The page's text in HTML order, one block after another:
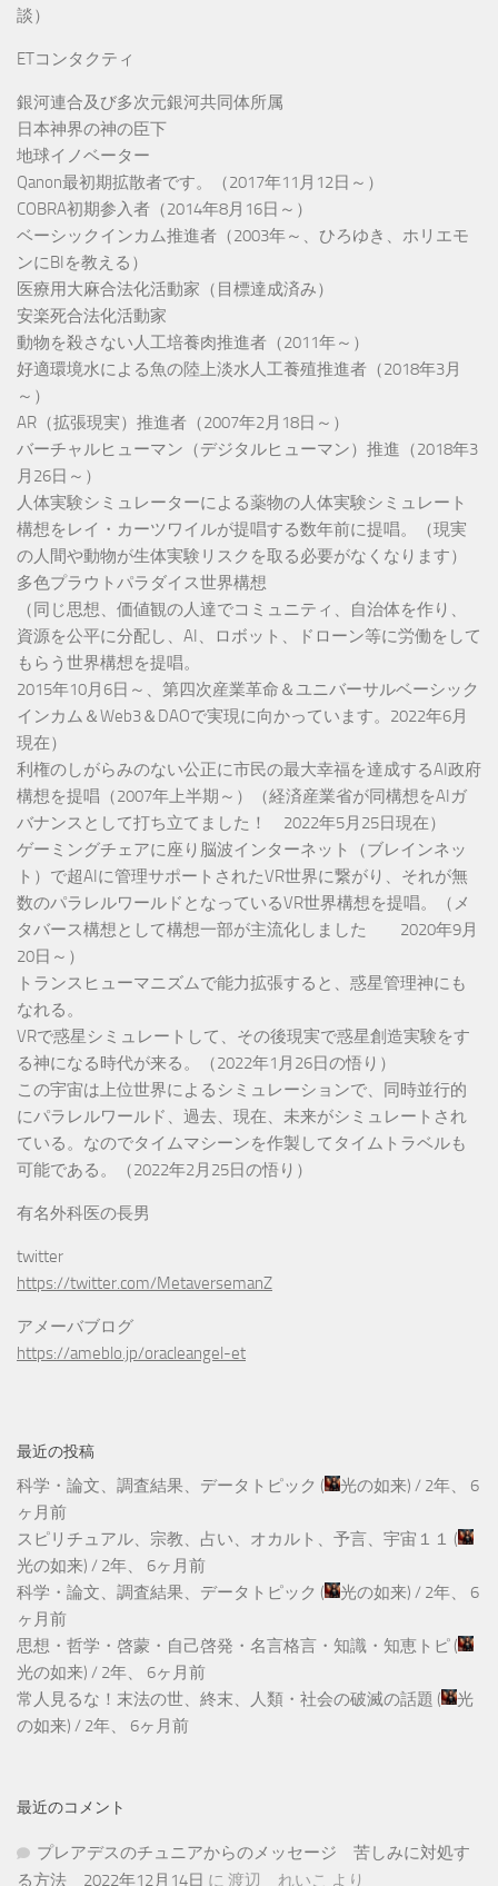
談）
ETコンタクティ
銀河連合及び多次元銀河共同体所属
日本神界の神の臣下
地球イノベーター
Qanon最初期拡散者です。（2017年11月12日～）
COBRA初期参入者（2014年8月16日～）
ベーシックインカム推進者（2003年～、ひろゆき、ホリエモ
ンにBIを教える）
医療用大麻合法化活動家（目標達成済み）
安楽死合法化活動家
動物を殺さない人工培養肉推進者（2011年～）
好適環境水による魚の陸上淡水人工養殖推進者（2018年3月
～）
AR（拡張現実）推進者（2007年2月18日～）
バーチャルヒューマン（デジタルヒューマン）推進（2018年3
月26日～）
人体実験シミュレーターによる薬物の人体実験シミュレート
構想をレイ・カーツワイルが提唱する数年前に提唱。（現実
の人間や動物が生体実験リスクを取る必要がなくなります）
多色プラウトパラダイス世界構想
（同じ思想、価値観の人達でコミュニティ、自治体を作り、
資源を公平に分配し、AI、ロボット、ドローン等に労働をして
もらう世界構想を提唱。
2015年10月6日～、第四次産業革命＆ユニバーサルベーシック
インカム＆Web3＆DAOで実現に向かっています。2022年6月
現在）
利権のしがらみのない公正に市民の最大幸福を達成するAI政府
構想を提唱（2007年上半期～）（経済産業省が同構想をAIガ
バナンスとして打ち立てました！ 2022年5月25日現在）
ゲーミングチェアに座り脳波インターネット（ブレインネッ
ト）で超AIに管理サポートされたVR世界に繋がり、それが無
数のパラレルワールドとなっているVR世界構想を提唱。（メ
タバース構想として構想一部が主流化しました 2020年9月
20日～）
トランスヒューマニズムで能力拡張すると、惑星管理神にも
なれる。
VRで惑星シミュレートして、その後現実で惑星創造実験をす
る神になる時代が来る。（2022年1月26日の悟り）
この宇宙は上位世界によるシミュレーションで、同時並行的
にパラレルワールド、過去、現在、未来がシミュレートされ
ている。なのでタイムマシーンを作製してタイムトラベルも
可能である。（2022年2月25日の悟り）
有名外科医の長男
twitter
https://twitter.com/MetaversemanZ
アメーバブログ
https://ameblo.jp/oracleangel-et
最近の投稿
科学・論文、調査結果、データトピック ( 光の如来) / 2年、 6
ヶ月前
スピリチュアル、宗教、占い、オカルト、予言、宇宙１１ (
光の如来) / 2年、 6ヶ月前
科学・論文、調査結果、データトピック ( 光の如来) / 2年、 6
ヶ月前
思想・哲学・啓蒙・自己啓発・名言格言・知識・知恵トピ (
光の如来) / 2年、 6ヶ月前
常人見るな！末法の世、終末、人類・社会の破滅の話題 (
光
の如来) / 2年、 6ヶ月前
最近のコメント
プレアデスのチュニアからのメッセージ 苦しみに対処す
る方法 2022年12月14日 に 渡辺 れいこ より